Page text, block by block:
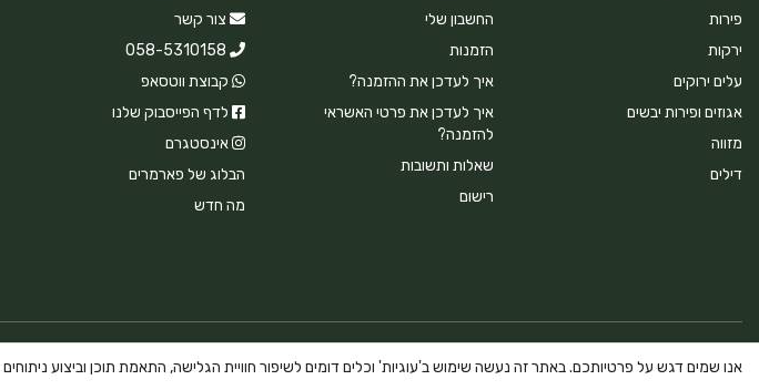
פירות
ירקות
עלים ירוקים
אגוזים ופירות יבשים
מזווה
דילים
החשבון שלי
הזמנות
איך לעדכן את ההזמנה?
איך לעדכן את פרטי האשראי
להזמנה?
שאלות ותשובות
רישום
צור קשר
058-5310158
קבוצת ווטסאפ
לדף הפייסבוק שלנו
אינסטגרם
הבלוג של פארמרים
מה חדש
אנו שמים דגש על פרטיותכם. באתר זה נעשה שימוש ב'עוגיות' וכלים דומים לשיפור חוויית הגלישה, התאמת תוכן וביצוע